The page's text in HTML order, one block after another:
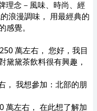
理念－風味、時尚、經
浪漫調味， 用最經典的
覺。
萬左右， 您好，我目
黛黛茶飲料很有興趣，
， 我想參加：北部的朋
萬左右， 在此想了解加